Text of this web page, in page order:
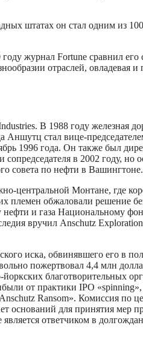
штатах он стал одним из
журнал Fortune сравнил его
отраслей, овладевая и
В 1988 году железная
Аншутц стал вице-
1996 года. Он также был
в 2002 году, но
совета по нефти в Вашингтоне.
центральной Монтане, где
племен обжаловали решение
и газа Национальному
вручил Anschutz
иска, обвинявшего его в
пожертвовал 4,4 млн
благотворительных
от практики IPO
Ransom». Комиссия по
для принятия мер
ответчиком в